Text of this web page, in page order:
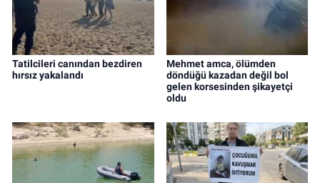
Tatilcileri canından bezdiren
hırsız yakalandı
Mehmet amca, ölümden
döndüğü kazadan değil bol
gelen korsesinden şikayetçi
oldu